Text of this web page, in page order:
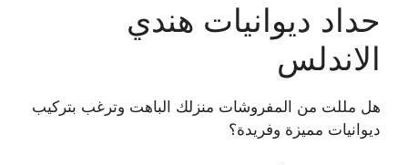
حداد ديوانيات هندي
الاندلس
هل مللت من المفروشات منزلك الباهت وترغب بتركيب
ديوانيات مميزة وفريدة؟